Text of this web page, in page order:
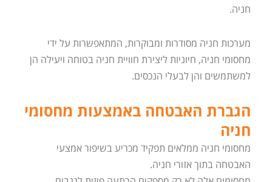
חניה.
מערכות חניה מסודרות ומבוקרות, המתאפשרות על ידי
מחסומי חניה, חיוניות ליצירת חוויית חניה בטוחה ויעילה הן
למשתמשים והן לבעלי הנכסים.
הגברת האבטחה באמצעות מחסומי
חניה
מחסומי חניה ממלאים תפקיד מכריע בשיפור אמצעי
האבטחה בתוך אזורי חניה.